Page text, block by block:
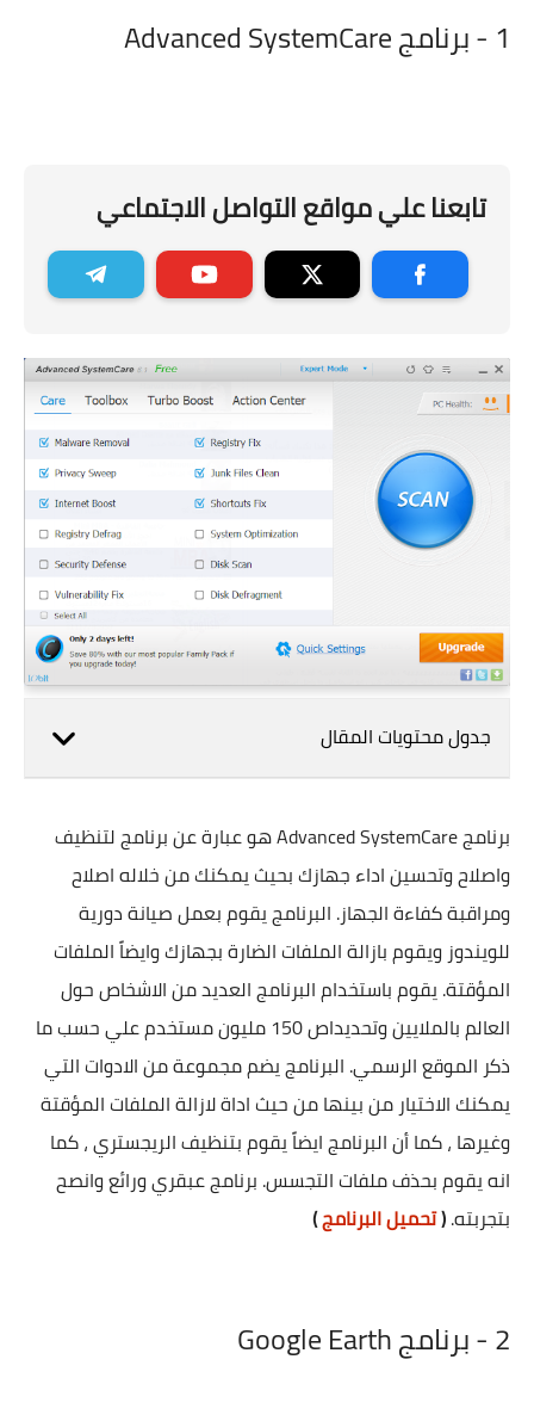
1 - برنامج Advanced SystemCare
تابعنا علي مواقع التواصل الاجتماعي
جدول محتويات المقال
برنامج
Advanced SystemCare هو عبارة عن برنامج لتنظيف
واصلاح وتحسين اداء جهازك بحيث يمكنك من خلاله اصلاح
ومراقبة كفاءة الجهاز. البرنامج يقوم بعمل صيانة دورية
للويندوز ويقوم بازالة الملفات الضارة بجهازك وايضاً الملفات
المؤقتة. يقوم باستخدام البرنامج العديد من الاشخاص حول
العالم بالملايين وتحديداص 150 مليون مستخدم علي حسب ما
ذكر الموقع الرسمي. البرنامج يضم مجموعة من الادوات التي
يمكنك الاختيار من بينها من حيث اداة لازالة الملفات المؤقتة
وغيرها ، كما أن البرنامج ايضاً يقوم بتنظيف الريجستري ، كما
انه يقوم بحذف ملفات التجسس. برنامج عبقري ورائع وانصح
بتجربته.(تحميل البرنامج)
2 - برنامج Google Earth